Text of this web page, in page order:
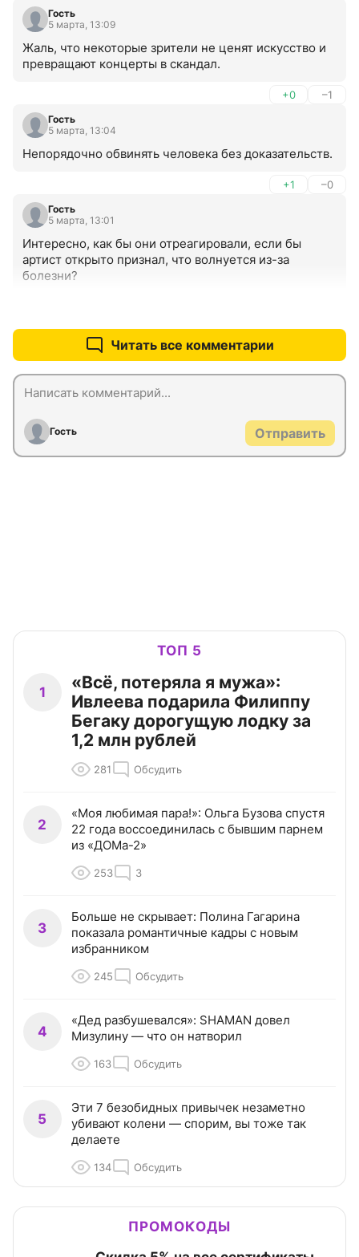
Гость
5 марта, 13:09
Жаль, что некоторые зрители не ценят искусство и
превращают концерты в скандал.
+0 –1
Гость
5 марта, 13:04
Непорядочно обвинять человека без доказательств.
+1 –0
Гость
5 марта, 13:01
Интересно, как бы они отреагировали, если бы
артист открыто признал, что волнуется из-за
болезни?
Читать все комментарии
Гость Отправить
ТОП 5
1
«Всё, потеряла я мужа»:
Ивлеева подарила Филиппу
Бегаку дорогущую лодку за
1,2 млн рублей
281 Обсудить
2
«Моя любимая пара!»: Ольга Бузова спустя
22 года воссоединилась с бывшим парнем
из «ДОМа-2»
253 3
3
Больше не скрывает: Полина Гагарина
показала романтичные кадры с новым
избранником
245 Обсудить
4
«Дед разбушевался»: SHAMAN довел
Мизулину — что он натворил
163 Обсудить
5
Эти 7 безобидных привычек незаметно
убивают колени — спорим, вы тоже так
делаете
134 Обсудить
ПРОМОКОДЫ